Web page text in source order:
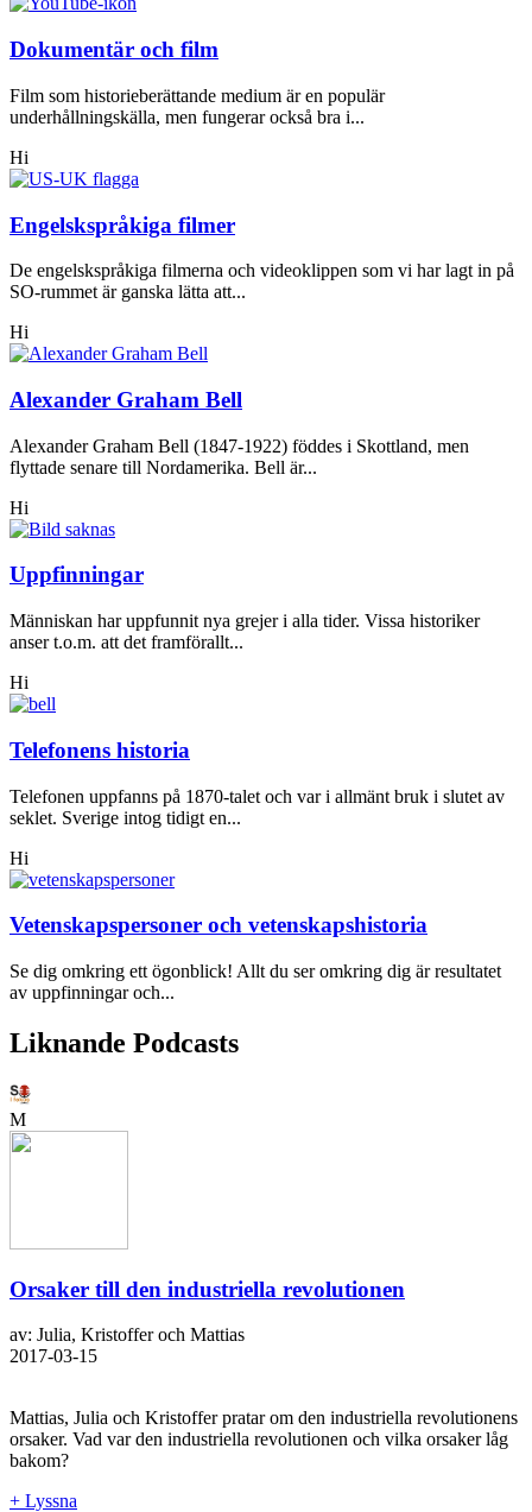
Dokumentär och film
Film som historieberättande medium är en populär
underhållningskälla, men fungerar också bra i...
Hi
Engelskspråkiga filmer
De engelskspråkiga filmerna och videoklippen som vi har lagt in på
SO-rummet är ganska lätta att...
Hi
Alexander Graham Bell
Alexander Graham Bell (1847-1922) föddes i Skottland, men
flyttade senare till Nordamerika. Bell är...
Hi
Uppfinningar
Människan har uppfunnit nya grejer i alla tider. Vissa historiker
anser t.o.m. att det framförallt...
Hi
Telefonens historia
Telefonen uppfanns på 1870-talet och var i allmänt bruk i slutet av
seklet. Sverige intog tidigt en...
Hi
Vetenskapspersoner och vetenskapshistoria
Se dig omkring ett ögonblick! Allt du ser omkring dig är resultatet
av uppfinningar och...
Liknande Podcasts
M
Orsaker till den industriella revolutionen
av: Julia, Kristoffer och Mattias
2017-03-15
Mattias, Julia och Kristoffer pratar om den industriella revolutionens
orsaker. Vad var den industriella revolutionen och vilka orsaker låg
bakom?
+ Lyssna